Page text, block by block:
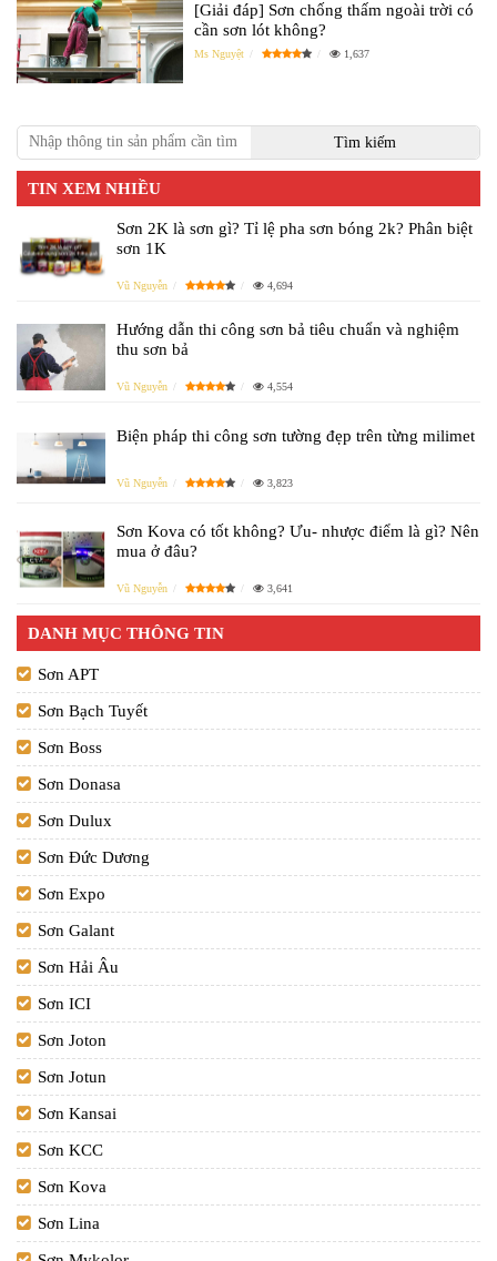
[Giải đáp] Sơn chống thấm ngoài trời có
cần sơn lót không?
Ms Nguyệt 1,637
TIN XEM NHIỀU
Sơn 2K là sơn gì? Tỉ lệ pha sơn bóng 2k? Phân biệt
sơn 1K
Vũ Nguyễn 4,694
Hướng dẫn thi công sơn bả tiêu chuẩn và nghiệm
thu sơn bả
Vũ Nguyễn 4,554
Biện pháp thi công sơn tường đẹp trên từng milimet
Vũ Nguyễn 3,823
Sơn Kova có tốt không? Ưu- nhược điểm là gì? Nên
mua ở đâu?
Vũ Nguyễn 3,641
DANH MỤC THÔNG TIN
Sơn APT
Sơn Bạch Tuyết
Sơn Boss
Sơn Donasa
Sơn Dulux
Sơn Đức Dương
Sơn Expo
Sơn Galant
Sơn Hải Âu
Sơn ICI
Sơn Joton
Sơn Jotun
Sơn Kansai
Sơn KCC
Sơn Kova
Sơn Lina